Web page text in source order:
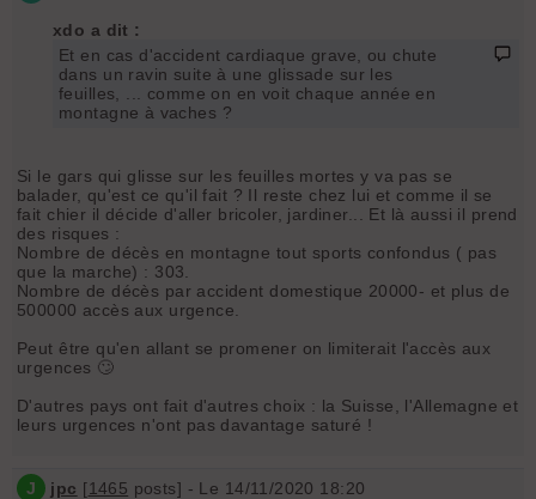
xdo a dit :
Et en cas d'accident cardiaque grave, ou chute
dans un ravin suite à une glissade sur les
feuilles, ... comme on en voit chaque année en
montagne à vaches ?
Si le gars qui glisse sur les feuilles mortes y va pas se
balader, qu'est ce qu'il fait ? Il reste chez lui et comme il se
fait chier il décide d'aller bricoler, jardiner... Et là aussi il prend
des risques :
Nombre de décès en montagne tout sports confondus ( pas
que la marche) : 303.
Nombre de décès par accident domestique 20000- et plus de
500000 accès aux urgence.
Peut être qu'en allant se promener on limiterait l'accès aux
urgences 🙄
D'autres pays ont fait d'autres choix : la Suisse, l'Allemagne et
leurs urgences n'ont pas davantage saturé !
J jpc [1465 posts] - Le 14/11/2020 18:20